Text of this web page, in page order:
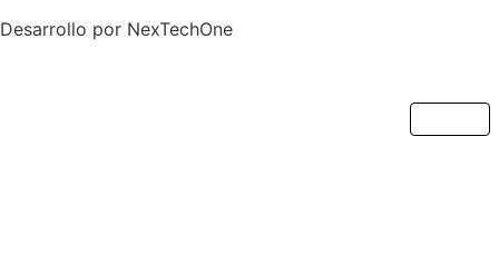
Desarrollo por NexTechOne